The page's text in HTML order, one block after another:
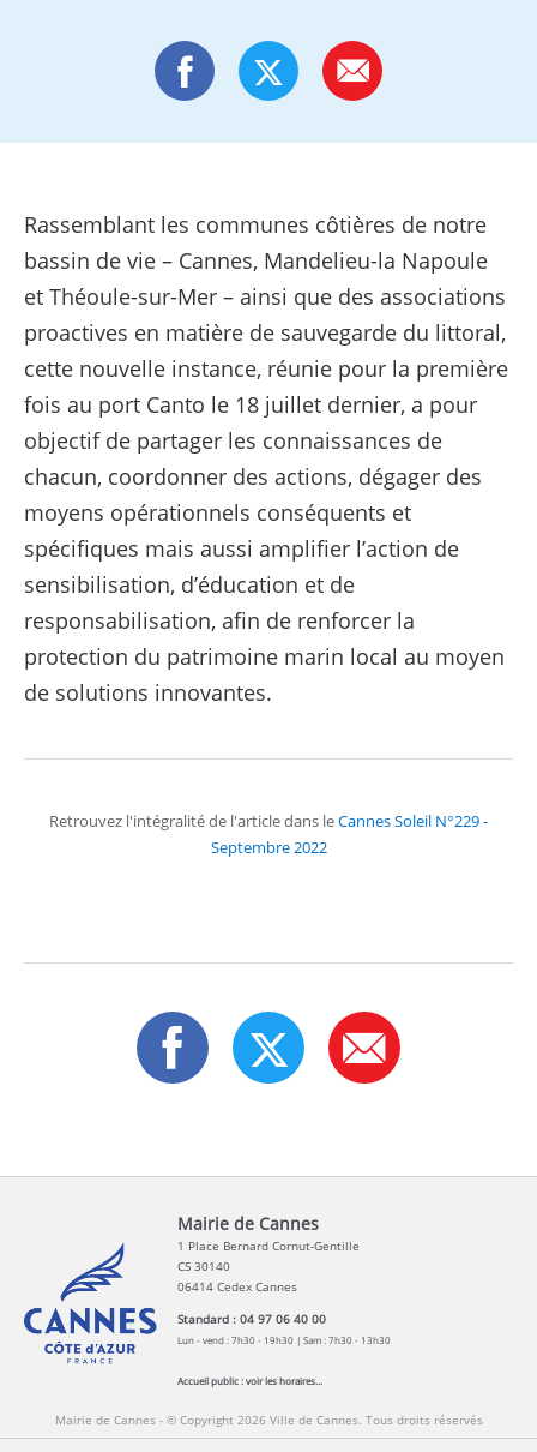
Rassemblant les communes côtières de notre
bassin de vie – Cannes, Mandelieu-la Napoule
et Théoule-sur-Mer – ainsi que des associations
proactives en matière de sauvegarde du littoral,
cette nouvelle instance, réunie pour la première
fois au port Canto le 18 juillet dernier, a pour
objectif de partager les connaissances de
chacun, coordonner des actions, dégager des
moyens opérationnels conséquents et
spécifiques mais aussi amplifier l’action de
sensibilisation, d’éducation et de
responsabilisation, afin de renforcer la
protection du patrimoine marin local au moyen
de solutions innovantes.
Retrouvez l'intégralité de l'article dans leCannes Soleil N°229 -
Septembre 2022
Mairie de Cannes
1 Place Bernard Cornut-Gentille
CS 30140
06414 Cedex Cannes
Standard : 04 97 06 40 00
Lun - vend : 7h30 - 19h30 | Sam : 7h30 - 13h30
Accueil public :voir les horaires...
Mairie de Cannes - © Copyright 2026 Ville de Cannes. Tous droits réservés